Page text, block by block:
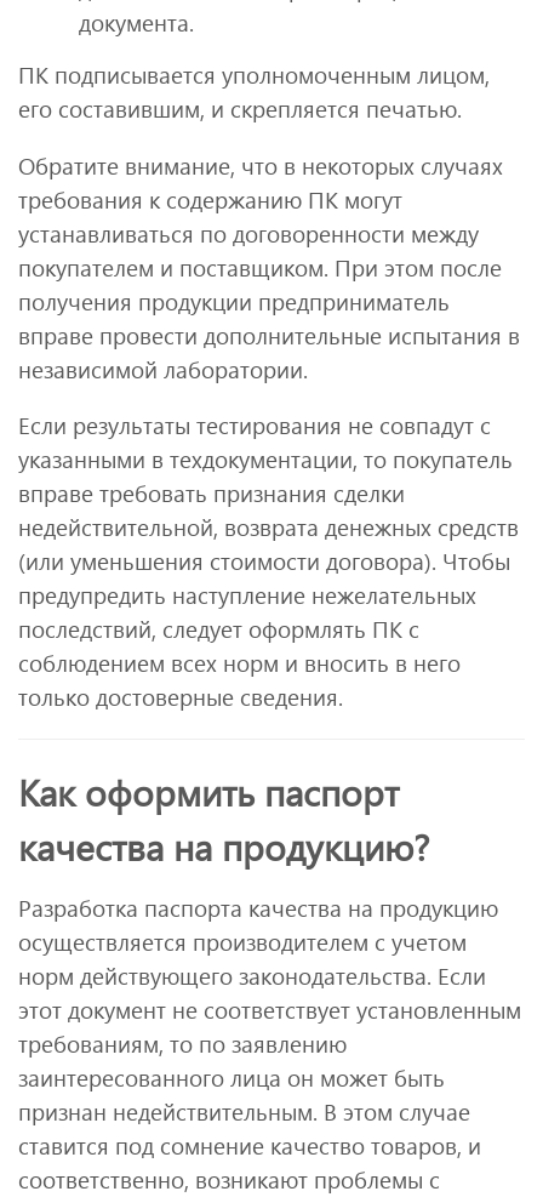
документа.
ПК подписывается уполномоченным лицом,
его составившим, и скрепляется печатью.
Обратите внимание, что в некоторых случаях
требования к содержанию ПК могут
устанавливаться по договоренности между
покупателем и поставщиком. При этом после
получения продукции предприниматель
вправе провести дополнительные испытания в
независимой лаборатории.
Если результаты тестирования не совпадут с
указанными в техдокументации, то покупатель
вправе требовать признания сделки
недействительной, возврата денежных средств
(или уменьшения стоимости договора). Чтобы
предупредить наступление нежелательных
последствий, следует оформлять ПК с
соблюдением всех норм и вносить в него
только достоверные сведения.
Как оформить паспорт
качества на продукцию?
Разработка паспорта качества на продукцию
осуществляется производителем с учетом
норм действующего законодательства. Если
этот документ не соответствует установленным
требованиям, то по заявлению
заинтересованного лица он может быть
признан недействительным. В этом случае
ставится под сомнение качество товаров, и
соответственно, возникают проблемы с